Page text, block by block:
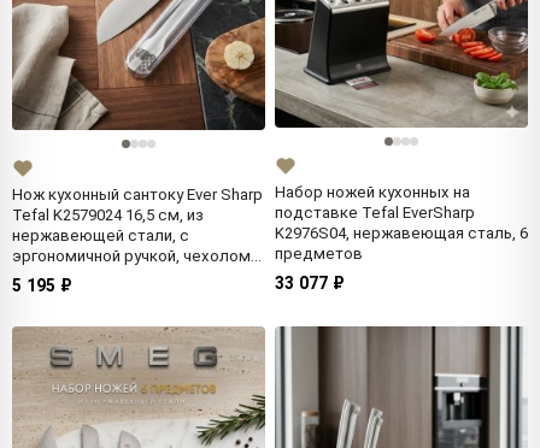
Нож кухонный сантоку Ever Sharp
Tefal K2579024 16,5 см, из
нержавеющей стали, с
эргономичной ручкой, чехолом
для затачивания и хранения
5 195 ₽
Набор ножей кухонных на
подставке Tefal EverSharp
K2976S04, нержавеющая сталь, 6
предметов
33 077 ₽